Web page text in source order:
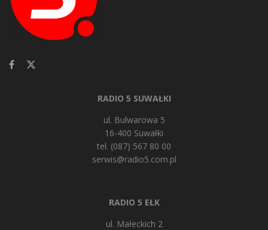
RADIO 5 SUWAŁKI
ul. Bulwarowa 5
16-400 Suwałki
tel. (087) 567 80 00
serwis@radio5.com.pl
RADIO 5 EŁK
ul. Małeckich 2